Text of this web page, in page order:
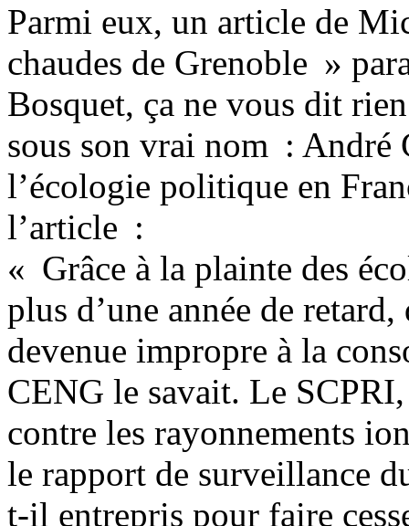
Parmi eux, un article de
chaudes de Grenoble »
Bosquet, ça ne vous dit
sous son vrai nom : André
l’écologie politique en
l’article :
« Grâce à la plainte des
plus d’une année de
devenue impropre à la
CENG le savait. Le
contre les rayonnements
le rapport de surveillance
t-il entrepris pour faire